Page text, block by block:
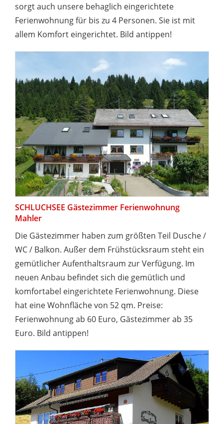
sorgt auch unsere behaglich eingerichtete
Ferienwohnung für bis zu 4 Personen. Sie ist mit
allem Komfort eingerichtet. Bild antippen!
SCHLUCHSEE Gästezimmer Ferienwohnung
Mahler
Die Gästezimmer haben zum größten Teil Dusche /
WC / Balkon. Außer dem Frühstücksraum steht ein
gemütlicher Aufenthaltsraum zur Verfügung. Im
neuen Anbau befindet sich die gemütlich und
komfortabel eingerichtete Ferienwohnung. Diese
hat eine Wohnfläche von 52 qm. Preise:
Ferienwohnung ab 60 Euro, Gästezimmer ab 35
Euro. Bild antippen!